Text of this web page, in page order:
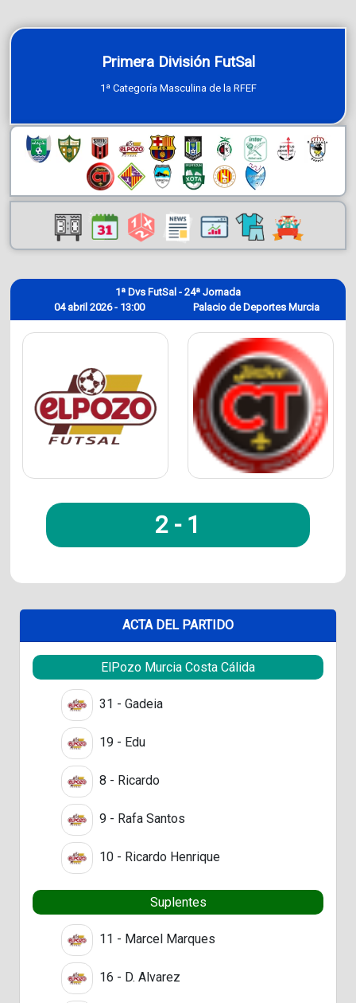
Primera División FutSal
1ª Categoría Masculina de la RFEF
04 abril 2026 - 13:00
1ª Dvs FutSal - 24ª Jornada
Palacio de Deportes Murcia
2 - 1
ACTA DEL PARTIDO
ElPozo Murcia Costa Cálida
31 - Gadeia
19 - Edu
8 - Ricardo
9 - Rafa Santos
10 - Ricardo Henrique
Suplentes
11 - Marcel Marques
16 - D. Alvarez